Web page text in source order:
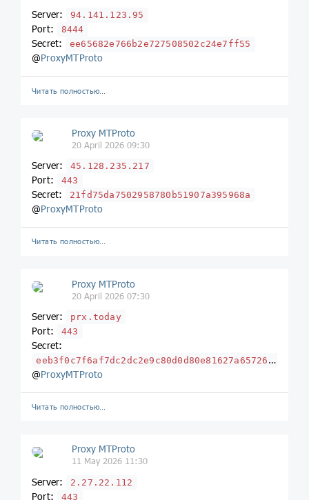
Server: 94.141.123.95
Port: 8444
Secret: ee65682e766b2e727508502c24e7ff55
@ProxyMTProto
Читать полностью…
Proxy MTProto
20 April 2026 09:30
Server: 45.128.235.217
Port: 443
Secret: 21fd75da7502958780b51907a395968a
@ProxyMTProto
Читать полностью…
Proxy MTProto
20 April 2026 07:30
Server: prx.today
Port: 443
Secret:
eeb3f0c7f6af7dc2dc2e9c80d0d80e81627a65726f2e6c6f63616c
@ProxyMTProto
Читать полностью…
Proxy MTProto
11 May 2026 11:30
Server: 2.27.22.112
Port: 443